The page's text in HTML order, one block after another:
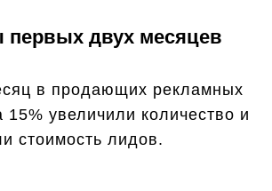
первых двух месяцев
в продающих рекламных
15% увеличили количество и
стоимость лидов.